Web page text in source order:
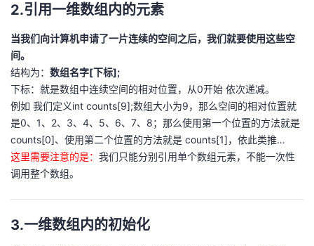
证
实
验
的
收
藏
持
建
议
2.引用一维数组内的元素
当我们向计算机申请了一片连续的空间之后，我们就要使用这些空
间。
结构为： 数组名字[下标];
下标：就是数组中连续空间的相对位置，从0开始 依次递减。
例如 我们定义int counts[9];数组大小为9，那么空间的相对位置就
是0、1、2、3、4、5、6、7、8；那么使用第一个位置的方法就是
counts[0]、使用第二个位置的方法就是 counts[1]，依此类推…
这里需要注意的是： 我们只能分别引用单个数组元素，不能一次性
调用整个数组。
3.一维数组内的初始化